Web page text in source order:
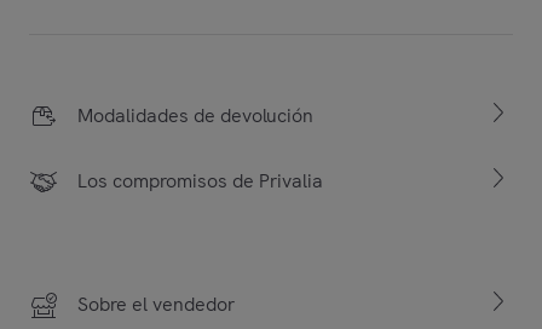
Modalidades de devolución
Los compromisos de Privalia
Sobre el vendedor